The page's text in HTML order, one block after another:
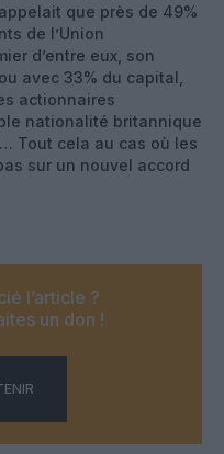
que près de 49%
de l’Union
d’entre eux, son
avec 33% du capital,
actionnaires
nationalité britannique
Tout cela au cas où les
sur un nouvel accord
l’article ?
un don !